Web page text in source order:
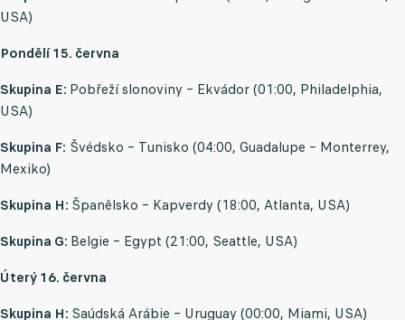
USA)
Pondělí 15. června
Skupina E: Pobřeží slonoviny – Ekvádor (01:00, Philadelphia,
USA)
Skupina F: Švédsko – Tunisko (04:00, Guadalupe – Monterrey,
Mexiko)
Skupina H: Španělsko – Kapverdy (18:00, Atlanta, USA)
Skupina G: Belgie – Egypt (21:00, Seattle, USA)
Úterý 16. června
Skupina H: Saúdská Arábie – Uruguay (00:00, Miami, USA)